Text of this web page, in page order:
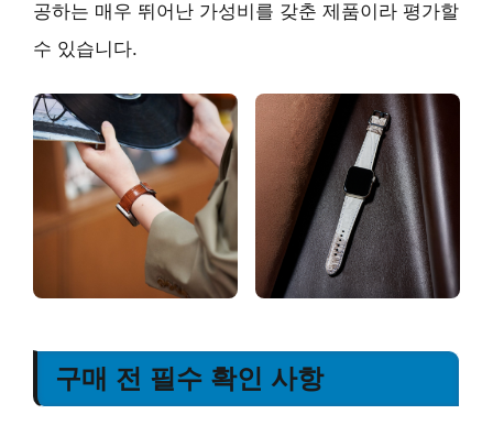
공하는 매우 뛰어난 가성비를 갖춘 제품이라 평가할
수 있습니다.
구매 전 필수 확인 사항